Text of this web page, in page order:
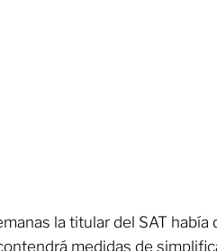
la titular del SAT había
medidas de